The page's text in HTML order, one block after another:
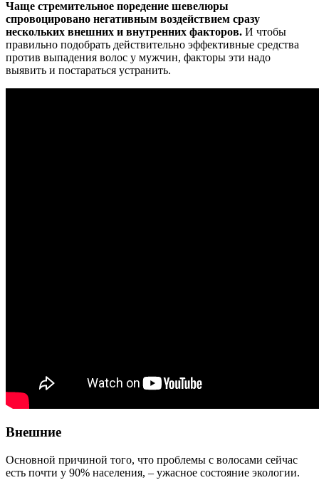
Чаще стремительное поредение шевелюры
спровоцировано негативным воздействием сразу
нескольких внешних и внутренних факторов. И чтобы
правильно подобрать действительно эффективные средства
против выпадения волос у мужчин, факторы эти надо
выявить и постараться устранить.
Внешние
Основной причиной того, что проблемы с волосами сейчас
есть почти у 90% населения, – ужасное состояние экологии.